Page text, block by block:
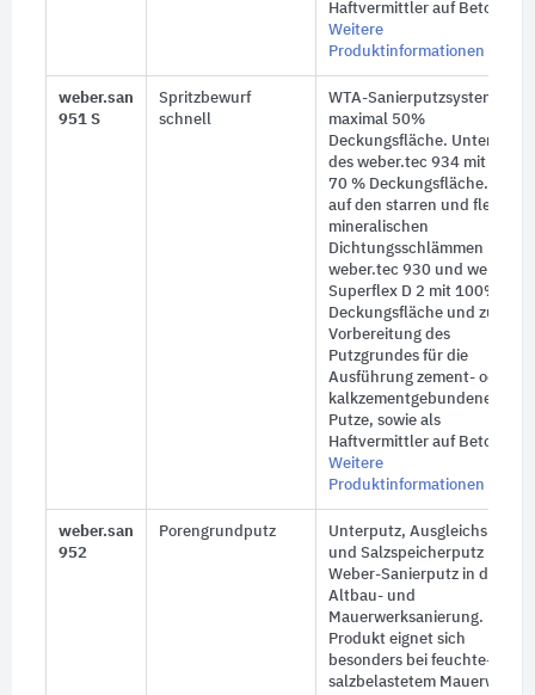
Haftvermittler auf Beton.
Weitere
Produktinformationen
weber.san
951 S
Spritzbewurf
schnell
WTA-Sanierputzsystem mit
maximal 50%
Deckungsfläche. Unterhalb
des weber.tec 934 mit min.
70 % Deckungsfläche.
auf den starren und flexiblen
mineralischen
Dichtungsschlämmen
weber.tec 930 und
Superflex D 2 mit 100%
Deckungsfläche und zur
Vorbereitung des
Putzgrundes für die
Ausführung zement- oder
kalkzementgebundener
Putze, sowie als
Haftvermittler auf Beton
Weitere
Produktinformationen
weber.san
952
Porengrundputz
Unterputz, Ausgleichsputz
und Salzspeicherputz unter
Weber-Sanierputz in der
Altbau- und
Mauerwerksanierung. Das
Produkt eignet sich
besonders bei feuchte- und
salzbelastetem Mauerwerk.